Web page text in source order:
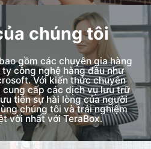
chúng tôi
gồm các chuyên gia hàng
công nghệ hàng đầu như
Với kiến thức chuyên
cung cấp các dịch vụ lưu trữ
tiên sự hài lòng của người
chúng tôi và trải nghiệm
vời nhất với TeraBox.